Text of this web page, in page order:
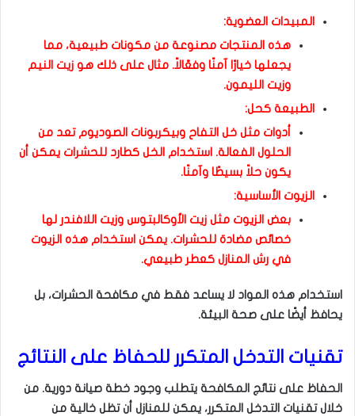
المبيدات العضوية:
هذه المنتجات مصنوعة من مكونات طبيعية، مما
يجعلها خيارًا آمنًا وفعّالاً. مثال على ذلك هو زيت النيم
وزيت الليمون.
الطبيعة كحل:
أدوات مثل خل التفاح وبيكربونات الصوديوم تعد من
الحلول الفعالة. استخدام الخل كطارد للحشرات يمكن أن
يكون حلاً بسيطًا وآمنًا.
الزيوت الأساسية:
بعض الزيوت مثل زيت الأوكالبتوس وزيت اللافندر لها
خصائص مضادة للحشرات. يمكن استخدام هذه الزيوت
في رش المنازل كعطر طبيعي.
استخدام هذه المواد لا يساعد فقط في مكافحة الحشرات، بل
يحافظ أيضًا على صحة البيئة.
تقنيات التدخل المتكرر للحفاظ على النتائج
الحفاظ على نتائج المكافحة يتطلب وجود خطة صيانة دورية. من
خلال تقنيات التدخل المتكرر، يمكن للمنازل أن تظل خالية من